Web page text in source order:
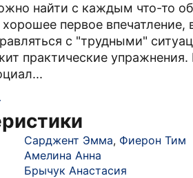
найти с каждым что-то
первое
с "трудными"
практические
Сарджент Эмма, Фиерон Тим
Амелина Анна
Брычук Анастасия